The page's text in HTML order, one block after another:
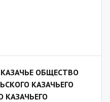
ОБЩЕСТВО
КАЗАЧЬЕГО
КАЗАЧЬЕГО